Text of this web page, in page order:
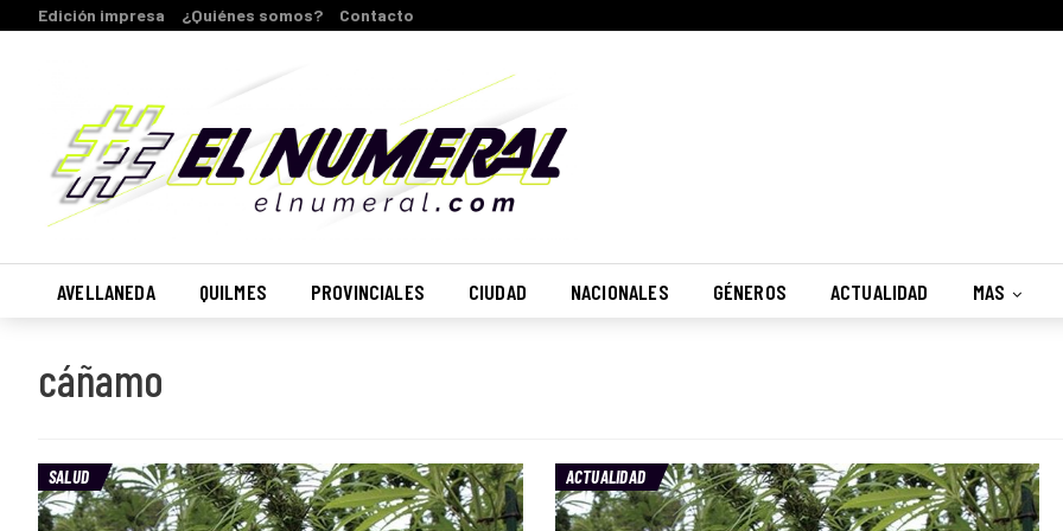
Edición impresa ¿Quiénes somos? Contacto
AVELLANEDA QUILMES PROVINCIALES CIUDAD NACIONALES GÉNEROS ACTUALIDAD MAS
cáñamo
SALUD ACTUALIDAD